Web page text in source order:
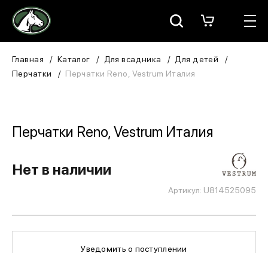
Москва
В конюшню
ЗООТОВАРЫ
Главная Каталог Для всадника
Для детей
Перчатки
Перчатки Reno, Vestrum Италия
Перчатки Reno, Vestrum Италия
Артикул: U814525095
Нет в наличии
Уведомить о поступлении